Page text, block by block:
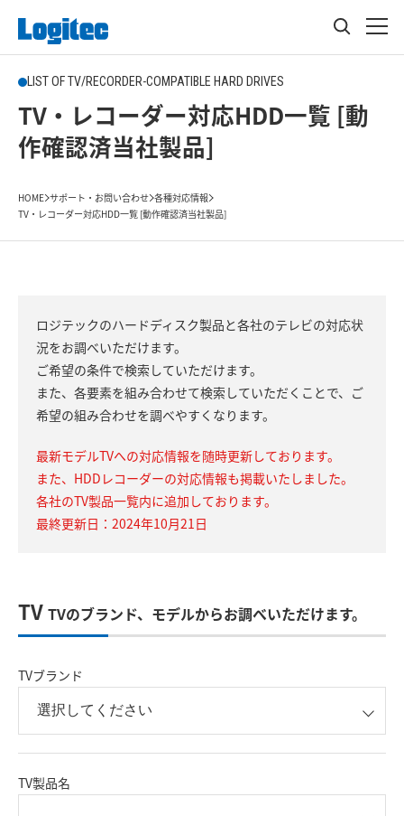
LIST OF TV/RECORDER-COMPATIBLE HARD DRIVES
TV・レコーダー対応HDD一覧 [動
作確認済当社製品]
HOME サポート・お問い合わせ 各種対応情報
TV・レコーダー対応HDD一覧 [動作確認済当社製品]
ロジテックのハードディスク製品と各社のテレビの対応状
況をお調べいただけます。
ご希望の条件で検索していただけます。
また、各要素を組み合わせて検索していただくことで、ご
希望の組み合わせを調べやすくなります。
最新モデルTVへの対応情報を随時更新しております。
また、HDDレコーダーの対応情報も掲載いたしました。
各社のTV製品一覧内に追加しております。
最終更新日：2024年10月21日
TV TVのブランド、モデルからお調べいただけます。
TVブランド
TV製品名